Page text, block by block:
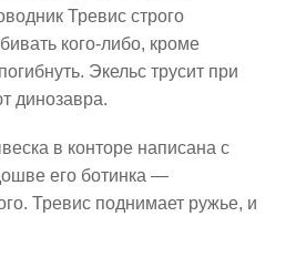
Тревис строго
кого-либо, кроме
Экельс трусит при
динозавра.
в конторе написана с
его ботинка —
Тревис поднимает ружье, и